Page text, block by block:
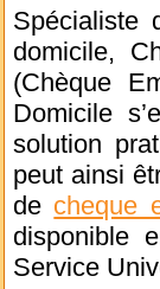
Spécialiste
domicile,
(Chèque
Domicile
solution
peut ainsi
de cheque
disponible
Service